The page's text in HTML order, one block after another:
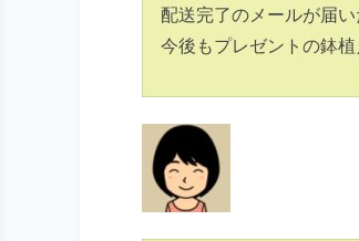
配送完了のメールが届
今後もプレゼントの鉢